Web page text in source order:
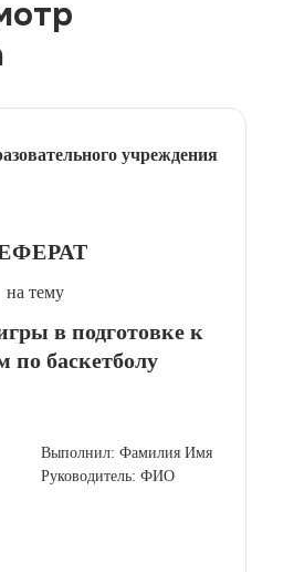
учреждения
на тему
в подготовке к
по баскетболу
Выполнил: Фамилия Имя
Руководитель: ФИО